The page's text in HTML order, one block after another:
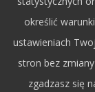
określić
ustawieniach
stron bez
zgadzasz się